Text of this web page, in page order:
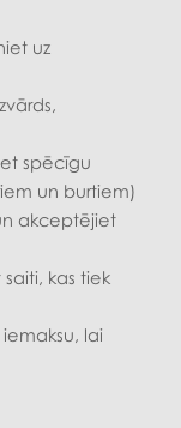
uz
spēcīgu
un burtiem)
akceptējiet
kas tiek
lai